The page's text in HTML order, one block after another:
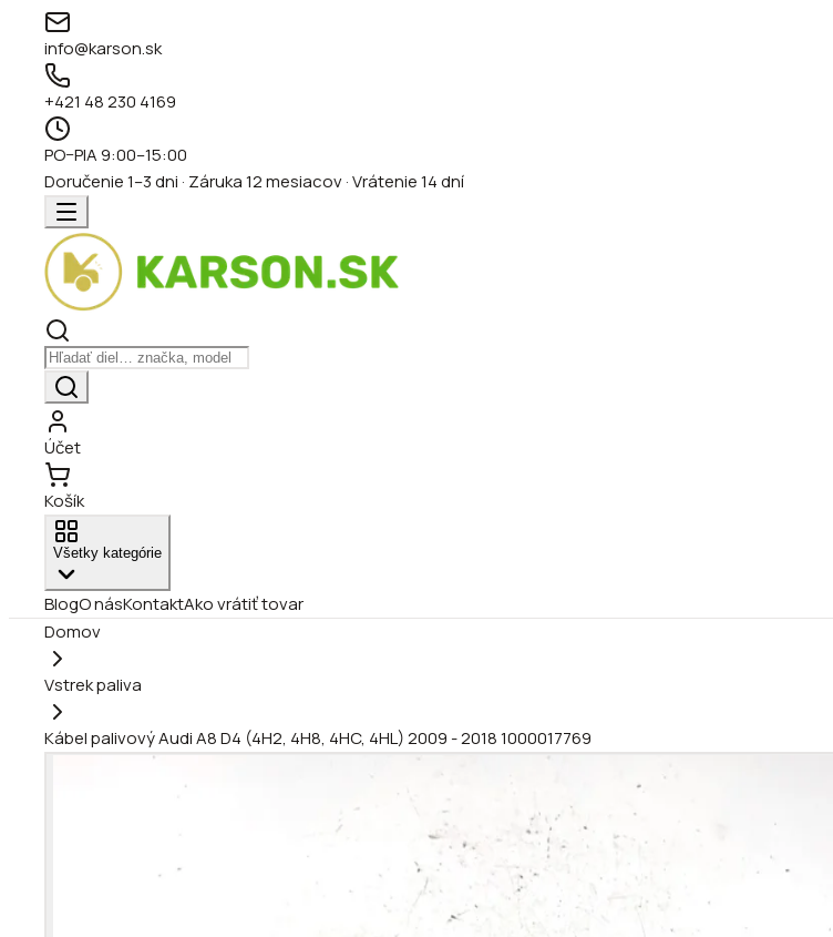
info@karson.sk
+421 48 230 4169
PO–PIA 9:00–15:00
Doručenie 1–3 dni · Záruka 12 mesiacov · Vrátenie 14 dní
Účet
Košík
Všetky kategórie
BlogO násKontaktAko vrátiť tovar
Domov
Vstrek paliva
Kábel palivový Audi A8 D4 (4H2, 4H8, 4HC, 4HL) 2009 - 2018 1000017769